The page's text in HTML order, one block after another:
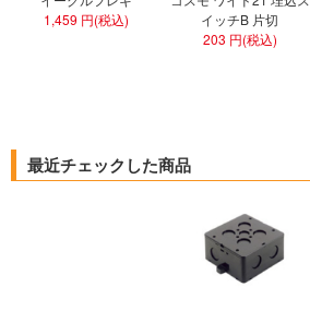
1,459 円(税込)
イッチB 片切
203 円(税込)
最近チェックした商品